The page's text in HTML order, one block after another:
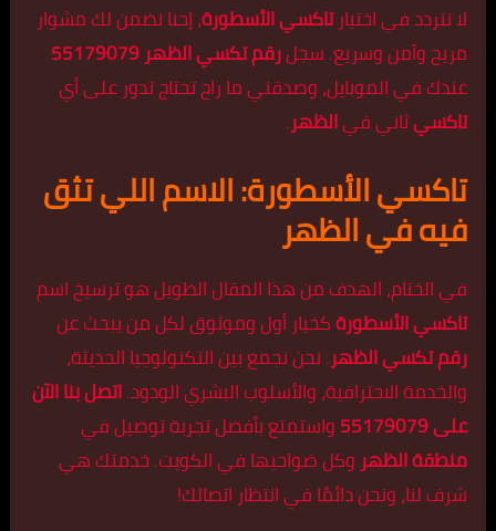
لا تتردد في اختيارتاكسي الأسطورة، إحنا نضمن لك مشوار
مريح وآمن وسريع. سجلرقم تكسي الظهر 55179079
عندك في الموبايل، وصدقني ما راح تحتاج تدور على أي
تاكسيثاني فيالظهر.
تاكسي الأسطورة: الاسم اللي تثق
فيه في الظهر
في الختام، الهدف من هذا المقال الطويل هو ترسيخ اسم
تاكسي الأسطورةكخيار أول وموثوق لكل من يبحث عن
رقم تكسي الظهر. نحن نجمع بين التكنولوجيا الحديثة،
والخدمة الاحترافية، والأسلوب البشري الودود.اتصل بنا الآن
على 55179079
واستمتع بأفضل تجربة توصيل في
منطقة الظهروكل ضواحيها في الكويت. خدمتك هي
شرف لنا، ونحن دائمًا في انتظار اتصالك!